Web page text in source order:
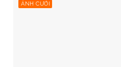
ẢNH CƯỚI